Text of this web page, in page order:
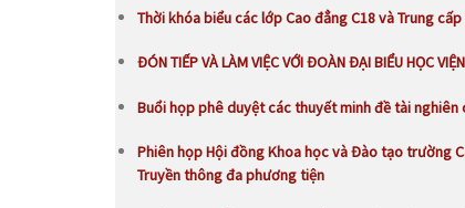
Thời khóa biểu các lớp Cao đẳng C18 và Trung
ĐÓN TIẾP VÀ LÀM VIỆC VỚI ĐOÀN ĐẠI BIỂU HỌC
Buổi họp phê duyệt các thuyết minh đề tài
Phiên họp Hội đồng Khoa học và Đào tạo trường
Truyền thông đa phương tiện